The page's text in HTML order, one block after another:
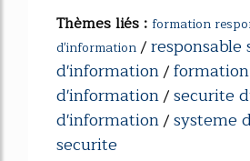
Thèmes liés : formation
d'information/responsable
d'information/
d'information/securite
d'information/systeme
securite